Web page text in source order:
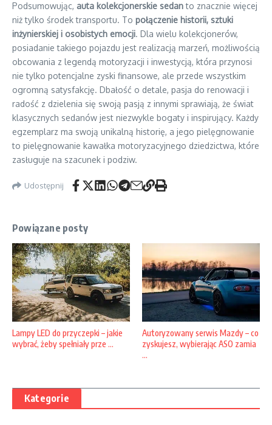
Podsumowując, auta kolekcjonerskie sedanto znacznie więcej
niż tylko środek transportu. To połączenie historii, sztuki
inżynierskiej i osobistych emocji. Dla wielu kolekcjonerów,
posiadanie takiego pojazdu jest realizacją marzeń, możliwością
obcowania z legendą motoryzacji i inwestycją, która przynosi
nie tylko potencjalne zyski finansowe, ale przede wszystkim
ogromną satysfakcję. Dbałość o detale, pasja do renowacji i
radość z dzielenia się swoją pasją z innymi sprawiają, że świat
klasycznych sedanów jest niezwykle bogaty i inspirujący. Każdy
egzemplarz ma swoją unikalną historię, a jego pielęgnowanie
to pielęgnowanie kawałka motoryzacyjnego dziedzictwa, które
zasługuje na szacunek i podziw.
Udostępnij
Powiązane posty
Lampy LED do przyczepki – jakie
wybrać, żeby spełniały prze ...
Autoryzowany serwis Mazdy – co
zyskujesz, wybierając ASO zamia
...
Kategorie